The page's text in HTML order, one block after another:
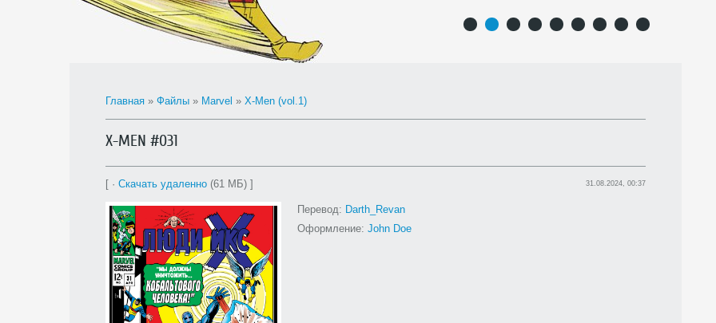
Главная » Файлы » Marvel » X-Men (vol.1)
X-MEN #031
[ · Скачать удаленно (61 МБ) ] 31.08.2024, 00:37
Перевод: Darth_Revan
Оформление: John Doe